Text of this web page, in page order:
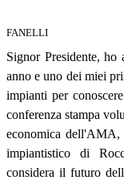
FANELLI
Signor Presidente, ho
anno e uno dei miei
impianti per
conferenza stampa
economica
impiantistico di
considera il futuro